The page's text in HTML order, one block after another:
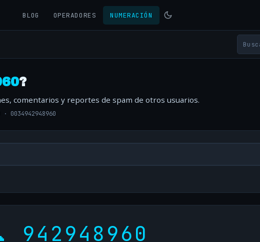
BLOG OPERADORES NUMERACIÓN
?
comentarios y reportes de spam de otros usuarios.
· 0034942948960
942948960